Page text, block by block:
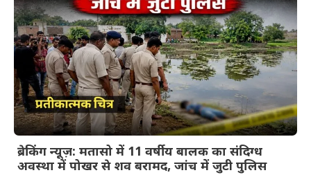
ब्रेकिंग न्यूज़: मतासो में 11 वर्षीय बालक का संदिग्ध
अवस्था में पोखर से शव बरामद, जांच में जुटी पुलिस